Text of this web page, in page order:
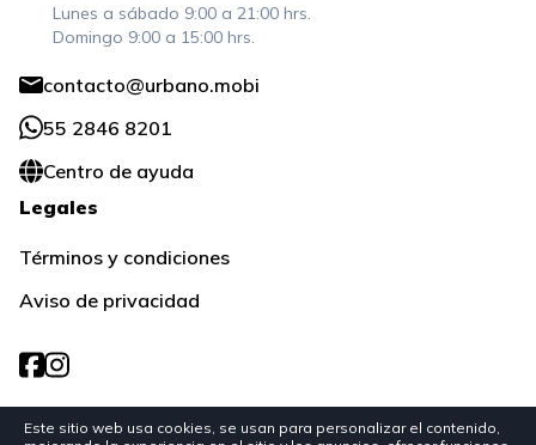
Hidalgo, Ciudad de México, C.P. 11000, México.
Legales
Términos y condiciones
Aviso de privacidad
Lunes a sábado 9:00 a 21:00 hrs.
Domingo 9:00 a 15:00 hrs.
contacto@urbano.mobi
55 2846 8201
Centro de ayuda
Este sitio web usa cookies, se usan para personalizar el contenido,